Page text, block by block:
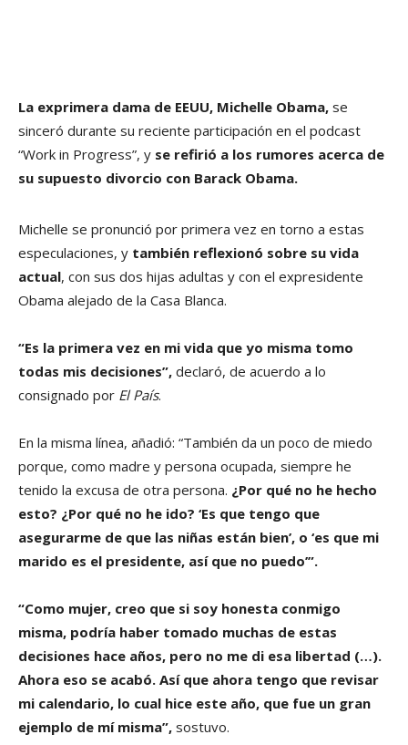
La exprimera dama de EEUU, Michelle Obama, se
sinceró durante su reciente participación en el podcast
“Work in Progress”, y se refirió a los rumores acerca de
su supuesto divorcio con Barack Obama.
Michelle se pronunció por primera vez en torno a estas
especulaciones, y también reflexionó sobre su vida
actual, con sus dos hijas adultas y con el expresidente
Obama alejado de la Casa Blanca.
“Es la primera vez en mi vida que yo misma tomo
todas mis decisiones”, declaró, de acuerdo a lo
consignado por El País.
En la misma línea, añadió: “También da un poco de miedo
porque, como madre y persona ocupada, siempre he
tenido la excusa de otra persona. ¿Por qué no he hecho
esto? ¿Por qué no he ido? ‘Es que tengo que
asegurarme de que las niñas están bien’, o ‘es que mi
marido es el presidente, así que no puedo’”.
“Como mujer, creo que si soy honesta conmigo
misma, podría haber tomado muchas de estas
decisiones hace años, pero no me di esa libertad (…).
Ahora eso se acabó. Así que ahora tengo que revisar
mi calendario, lo cual hice este año, que fue un gran
ejemplo de mí misma”, sostuvo.